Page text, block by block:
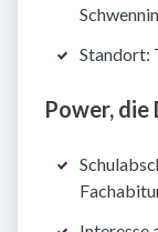
Standort:
Power,